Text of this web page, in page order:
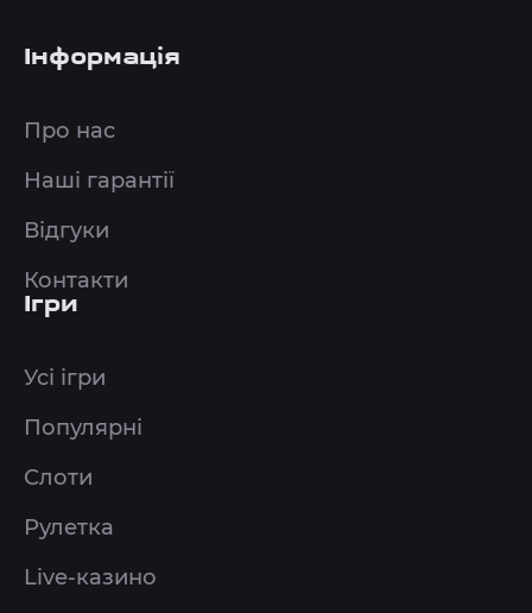
Інформація
Про нас
Наші гарантії
Відгуки
Контакти
Ігри
Усі ігри
Популярні
Слоти
Рулетка
Live-казино